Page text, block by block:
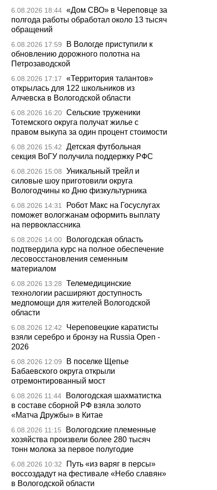
6.08.2026 18:44 «Дом СВО» в Череповце за
полгода работы обработал около 13 тысяч
обращений
6.08.2026 17:59
В Вологде приступили к
обновлению дорожного полотна на
Петрозаводской
6.08.2026 17:17
«Территория талантов»
открылась для 122 школьников из
Алчевска в Вологодской области
6.08.2026 16:20 Сельские труженики
Тотемского округа получат жилье с
правом выкупа за один процент стоимости
6.08.2026 15:42
Детская футбольная
секция ВоГУ получила поддержку РФС
6.08.2026 15:08
Уникальный трейл и
силовые шоу приготовили округа
Вологодчины ко Дню физкультурника
6.08.2026 14:31
Робот Макс на Госуслугах
поможет вологжанам оформить выплату
на первоклассника
6.08.2026 14:00
Вологодская область
подтвердила курс на полное обеспечение
лесовосстановления семенным
материалом
6.08.2026 13:28
Телемедицинские
технологии расширяют доступность
медпомощи для жителей Вологодской
области
6.08.2026 12:42
Череповецкие каратисты
взяли серебро и бронзу на Russia Open -
2026
6.08.2026 12:09
В поселке Щепье
Бабаевского округа открыли
отремонтированный мост
6.08.2026 11:44
Вологодская шахматистка
в составе сборной РФ взяла золото
«Матча Дружбы» в Китае
6.08.2026 11:15
Вологодские племенные
хозяйства произвели более 280 тысяч
тонн молока за первое полугодие
6.08.2026 10:32
Путь «из варяг в персы»
воссоздадут на фестивале «Небо славян»
в Вологодской области